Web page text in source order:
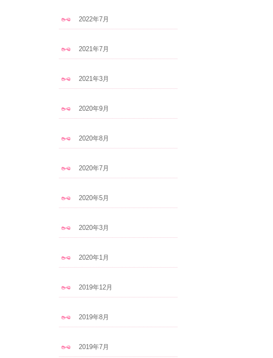
2022年7月
2021年7月
2021年3月
2020年9月
2020年8月
2020年7月
2020年5月
2020年3月
2020年1月
2019年12月
2019年8月
2019年7月